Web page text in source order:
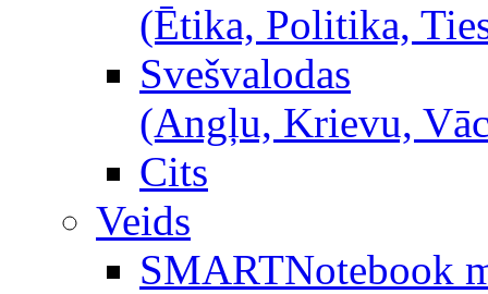
(Ētika, Politika,
Svešvalodas
(Angļu, Krievu,
Cits
Veids
SMARTNotebook